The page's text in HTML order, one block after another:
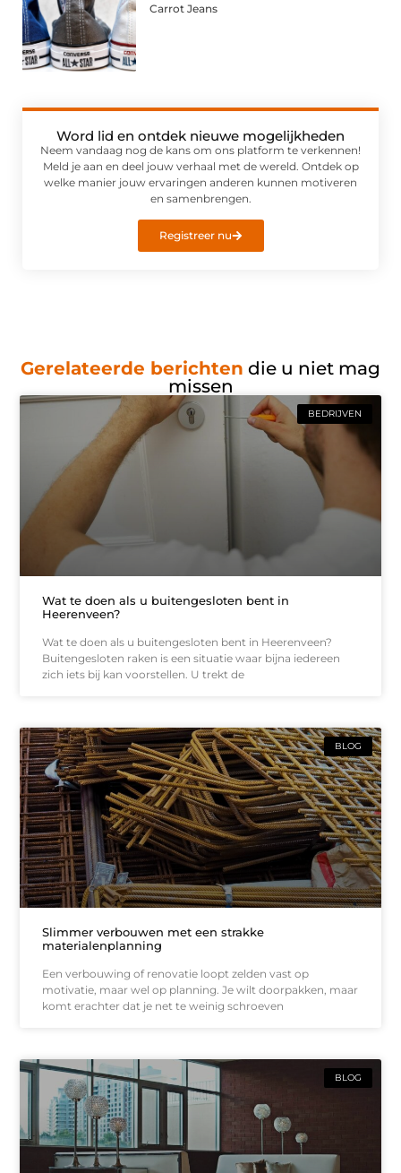
Carrot Jeans
Word lid en ontdek nieuwe mogelijkheden
Neem vandaag nog de kans om ons platform te verkennen!
Meld je aan en deel jouw verhaal met de wereld. Ontdek op
welke manier jouw ervaringen anderen kunnen motiveren
en samenbrengen.
Registreer nu
Gerelateerde berichten die u niet mag
missen
BEDRIJVEN
Wat te doen als u buitengesloten bent in
Heerenveen?
Wat te doen als u buitengesloten bent in Heerenveen?
Buitengesloten raken is een situatie waar bijna iedereen
zich iets bij kan voorstellen. U trekt de
BLOG
Slimmer verbouwen met een strakke
materialenplanning
Een verbouwing of renovatie loopt zelden vast op
motivatie, maar wel op planning. Je wilt doorpakken, maar
komt erachter dat je net te weinig schroeven
BLOG